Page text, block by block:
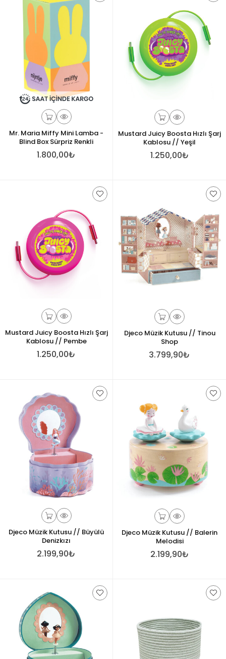
Mr. Maria Miffy Mini Lamba -
Blind Box Sürpriz Renkli
1.800,00₺
Mustard Juicy Boosta Hızlı Şarj
Kablosu // Yeşil
1.250,00₺
Mustard Juicy Boosta Hızlı Şarj
Kablosu // Pembe
1.250,00₺
Djeco Müzik Kutusu // Tinou
Shop
3.799,90₺
Djeco Müzik Kutusu // Büyülü
Denizkızı
2.199,90₺
Djeco Müzik Kutusu // Balerin
Melodisi
2.199,90₺